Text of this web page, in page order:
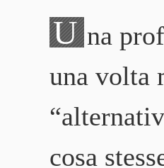
U na
una volta
cosa